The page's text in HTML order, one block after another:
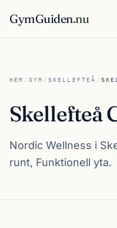
GymGuiden.nu
HEM / GYM / SKELLEFTEÅ /
Skellefteå
Nordic Wellness i
runt, Funktionell yta.